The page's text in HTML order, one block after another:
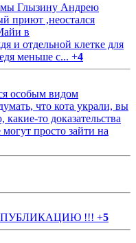
Глызину Андрею
приют ,неостался
в
и отдельной клетке для
меньше с... +4
особым видом
что кота украли, вы
то доказательства
просто зайти на
!!! +5